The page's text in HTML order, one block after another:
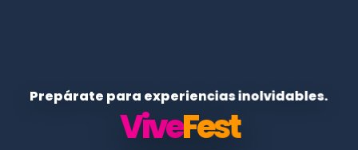
Prepárate para experiencias inolvidables.
ViveFest